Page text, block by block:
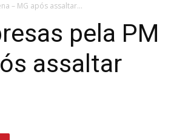
– MG após assaltar...
pela PM
assaltar